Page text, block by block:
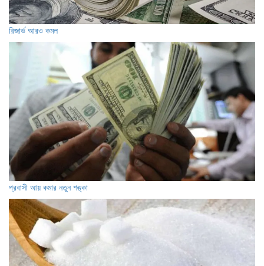
রিজার্ভ আরও কমল
প্রবাসী আয় কমার নতুন শঙ্কা